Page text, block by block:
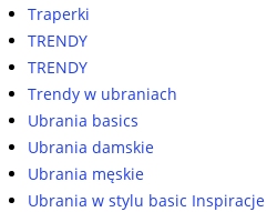
Traperki
TRENDY
TRENDY
Trendy w ubraniach
Ubrania basics
Ubrania damskie
Ubrania męskie
Ubrania w stylu basic Inspiracje